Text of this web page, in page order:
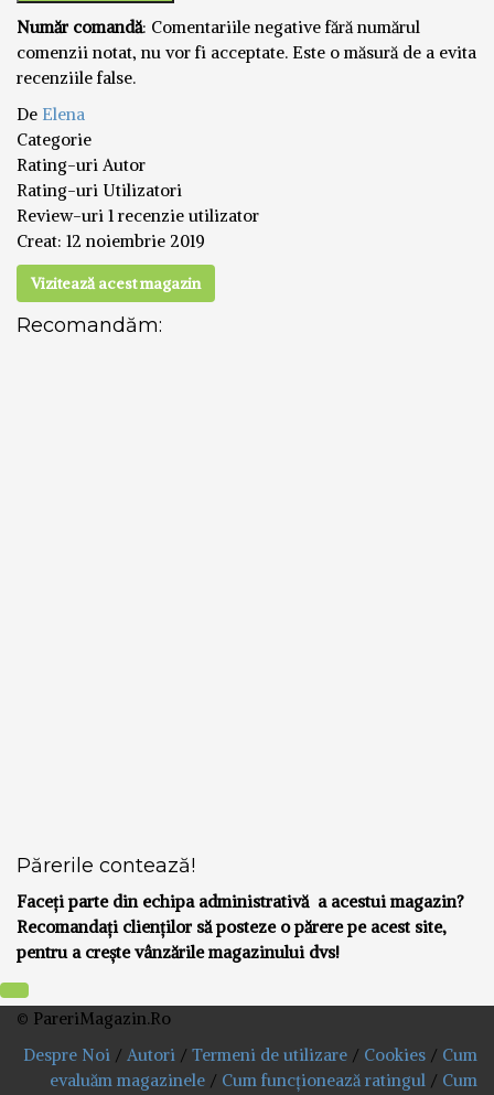
Număr comandă: Comentariile negative fără numărul
comenzii notat, nu vor fi acceptate. Este o măsură de a evita
recenziile false.
De Elena
Categorie
Rating-uri Autor
Rating-uri Utilizatori
Review-uri 1 recenzie utilizator
Creat: 12 noiembrie 2019
Vizitează acest magazin
Recomandăm:
Părerile contează!
Faceți parte din echipa administrativă a acestui magazin?
Recomandați clienților să posteze o părere pe acest site,
pentru a crește vânzările magazinului dvs!
© PareriMagazin.Ro
Despre Noi / Autori / Termeni de utilizare / Cookies / Cum
evaluăm magazinele / Cum funcționează ratingul / Cum